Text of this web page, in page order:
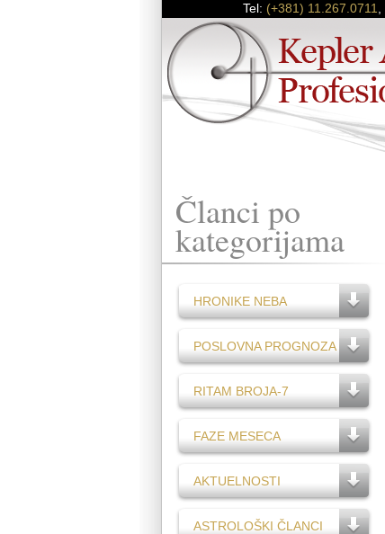
Tel: (+381) 11.267.0711
Članci po
kategorijama
HRONIKE NEBA
POSLOVNA PROGNOZA
RITAM BROJA-7
FAZE MESECA
AKTUELNOSTI
ASTROLOŠKI ČLANCI